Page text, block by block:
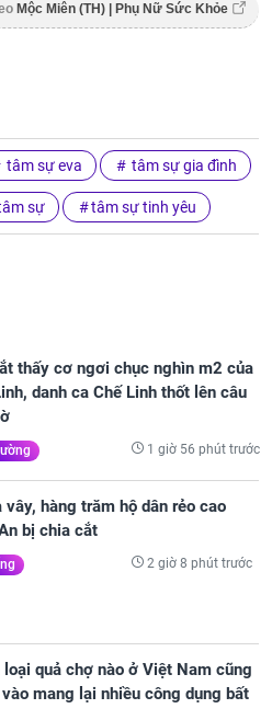
Mộc Miên (TH) | Phụ Nữ Sức Khỏe
tâm sự eva tâm sự gia đình
sự tâm sự tinh yêu
thấy cơ ngơi chục nghìn m2 của
danh ca Chế Linh thốt lên câu
1 giờ 56 phút trước
vây, hàng trăm hộ dân rẻo cao
bị chia cắt
2 giờ 8 phút trước
quả chợ nào ở Việt Nam cũng
mang lại nhiều công dụng bất